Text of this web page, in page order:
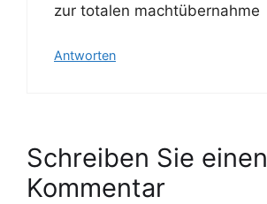
zur totalen machtübernahme
Antworten
Schreiben Sie einen
Kommentar